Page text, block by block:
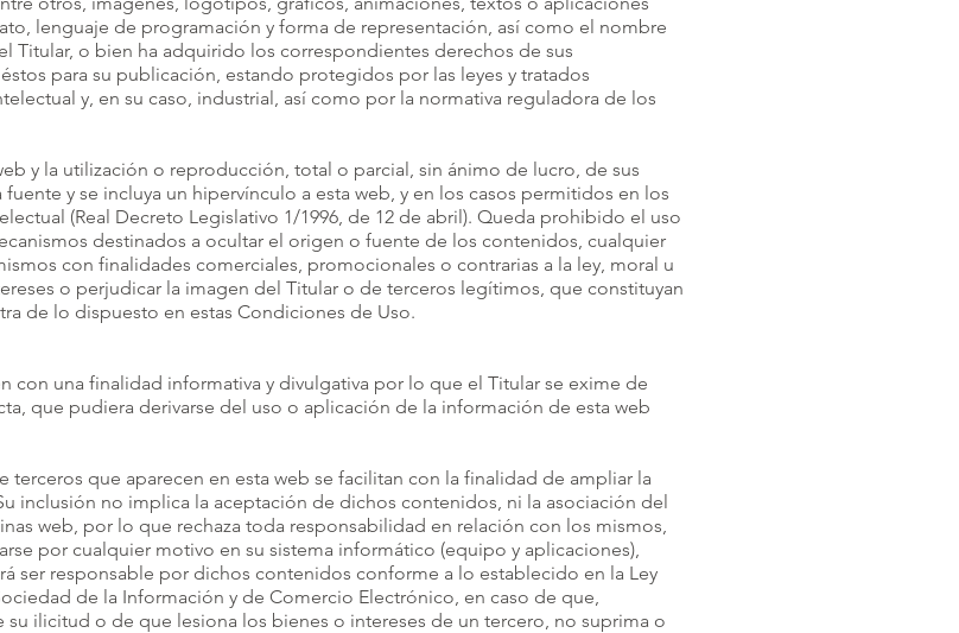
lenguaje de programación y forma de representación, así como el nombre
o bien ha adquirido los correspondientes derechos de sus
para su publicación, estando protegidos por las leyes y tratados
y, en su caso, industrial, así como por la normativa reguladora de los
y la utilización o reproducción, total o parcial, sin ánimo de lucro, de sus
y se incluya un hipervínculo a esta web, y en los casos permitidos en los
(Real Decreto Legislativo 1/1996, de 12 de abril). Queda prohibido el uso
destinados a ocultar el origen o fuente de los contenidos, cualquier
con finalidades comerciales, promocionales o contrarias a la ley, moral u
o perjudicar la imagen del Titular o de terceros legítimos, que constituyan
de lo dispuesto en estas Condiciones de Uso.
con una finalidad informativa y divulgativa por lo que el Titular se exime de
que pudiera derivarse del uso o aplicación de la información de esta web
terceros que aparecen en esta web se facilitan con la finalidad de ampliar la
inclusión no implica la aceptación de dichos contenidos, ni la asociación del
web, por lo que rechaza toda responsabilidad en relación con los mismos,
por cualquier motivo en su sistema informático (equipo y aplicaciones),
ser responsable por dichos contenidos conforme a lo establecido en la Ley
de la Información y de Comercio Electrónico, en caso de que,
ilicitud o de que lesiona los bienes o intereses de un tercero, no suprima o